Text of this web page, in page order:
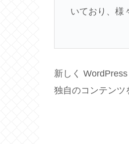
いており、様
新しく WordPress
独自のコンテンツ